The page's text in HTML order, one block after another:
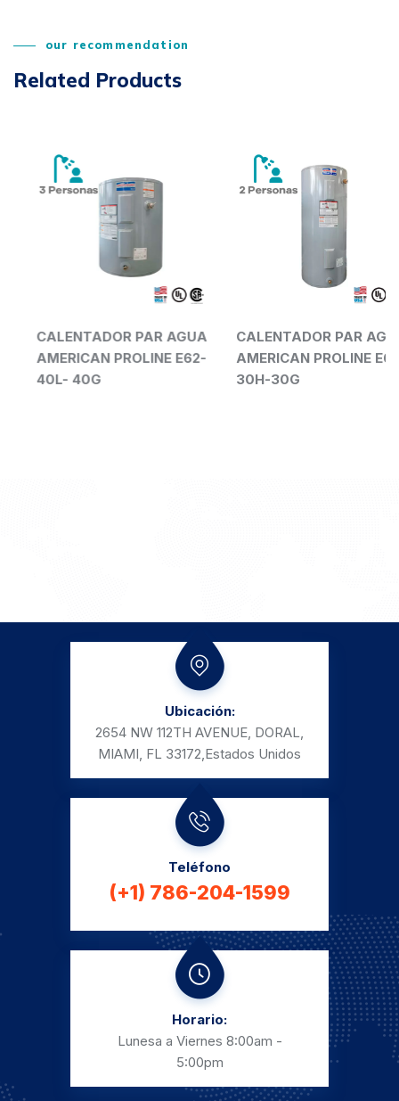
our recommendation
Related Products
CALENTADOR PAR AGUA
AMERICAN PROLINE E62-
40L- 40G
CALENTADOR PAR AGUA
AMERICAN PROLINE E62-
30H-30G
Ubicación:
2654 NW 112TH AVENUE, DORAL,
MIAMI, FL 33172, Estados Unidos
Teléfono
(+1) 786-204-1599
Horario:
Lunesa a Viernes 8:00am -
5:00pm